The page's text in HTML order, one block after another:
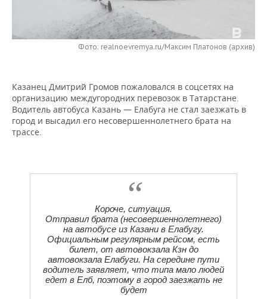
ЭНЕРГЕТИКА
РОЗНИЧНАЯ ТОРГОВЛЯ
НОВОСТИ ТЕХНОЛОГИЙ
ТЕЛЕКОММУНИКАЦИИ
МЕРОПРИЯТИЯ
НОВОСТИ МЕРОПРИЯТИЙ
БИЗНЕС-БРАНЧИ
ONLINE-КОНФЕРЕНЦИИ
ФУТБОЛ
ХОККЕЙ
КИБЕРСПОРТ
ФИГУРНОЕ КАТАНИЕ
ВОДНЫЕ ВИДЫ СПОРТА
НОВОСТИ ОБЩЕСТВА
ВЛАСТЬ
КУЛЬТУРА
МЕДИЦИНА
ОБРАЗОВАНИЕ
ФОТОГАЛЕРЕЯ
СЮЖЕТЫ
СПИСОК КОМПАНИЙ
Фото: realnoevremya.ru/Максим Платонов (архив)
Казанец Дмитрий Громов пожаловался в соцсетях на
организацию междугородних перевозок в Татарстане.
Водитель автобуса Казань — Елабуга не стал заезжать в
город и высадил его несовершеннолетнего брата на
трассе.
Короче, ситуация.
Отправил брата (несовершеннолетнего)
на автобусе из Казани в Елабугу.
Официальным регулярным рейсом, есть
билет, от автовокзала Кзн до
автовокзала Елабуги. На середине пути
водитель заявляет, что типа мало людей
едет в Елб, поэтому в город заезжать не
будет